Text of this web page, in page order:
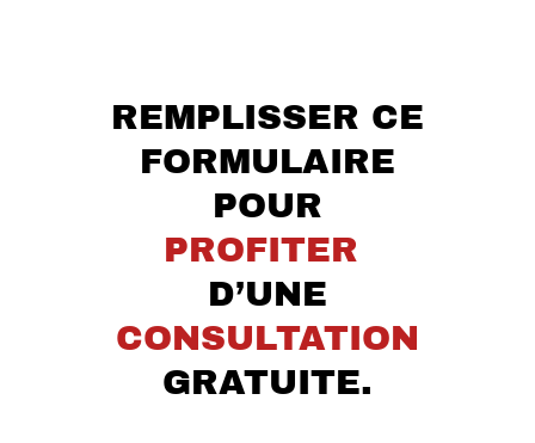
REMPLISSER CE
FORMULAIRE
POUR
PROFITER
D’UNE
CONSULTATION
GRATUITE.